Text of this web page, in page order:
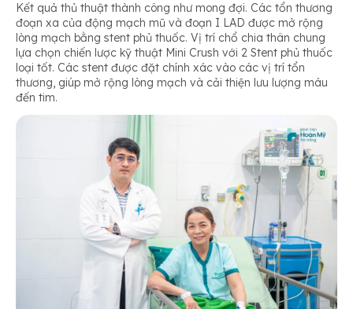
Kết quả thủ thuật thành công như mong đợi. Các tổn thương
đoạn xa của động mạch mũ và đoạn I LAD được mở rộng
lòng mạch bằng stent phủ thuốc. Vị trí chổ chia thân chung
lựa chọn chiến lược kỹ thuật Mini Crush với 2 Stent phủ thuốc
loại tốt. Các stent được đặt chính xác vào các vị trí tổn
thương, giúp mở rộng lòng mạch và cải thiện lưu lượng máu
đến tim.